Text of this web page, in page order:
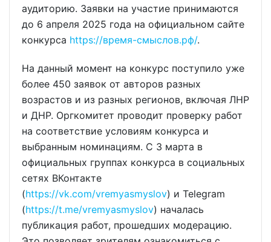
аудиторию. Заявки на участие принимаются
до 6 апреля 2025 года на официальном сайте
конкурса https://время-смыслов.рф/.
На данный момент на конкурс поступило уже
более 450 заявок от авторов разных
возрастов и из разных регионов, включая ЛНР
и ДНР. Оргкомитет проводит проверку работ
на соответствие условиям конкурса и
выбранным номинациям. С 3 марта в
официальных группах конкурса в социальных
сетях ВКонтакте
(https://vk.com/vremyasmyslov) и Telegram
(https://t.me/vremyasmyslov) началась
публикация работ, прошедших модерацию.